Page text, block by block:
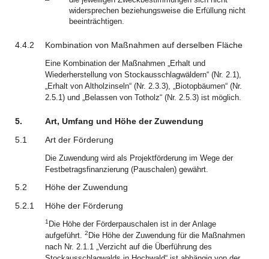
widersprechen beziehungsweise die Erfüllung nicht
beeinträchtigen.
4.4.2 Kombination von Maßnahmen auf derselben Fläche
Eine Kombination der Maßnahmen „Erhalt und
Wiederherstellung von Stockausschlagwäldern“ (Nr. 2.1),
„Erhalt von Altholzinseln“ (Nr. 2.3.3), „Biotopbäumen“ (Nr.
2.5.1) und „Belassen von Totholz“ (Nr. 2.5.3) ist möglich.
5.
Art, Umfang und Höhe der Zuwendung
5.1
Art der Förderung
Die Zuwendung wird als Projektförderung im Wege der
Festbetragsfinanzierung (Pauschalen) gewährt.
5.2
Höhe der Zuwendung
5.2.1
Höhe der Förderung
1 Die Höhe der Förderpauschalen ist in der Anlage
aufgeführt. 2 Die Höhe der Zuwendung für die Maßnahmen
nach Nr. 2.1.1 „Verzicht auf die Überführung des